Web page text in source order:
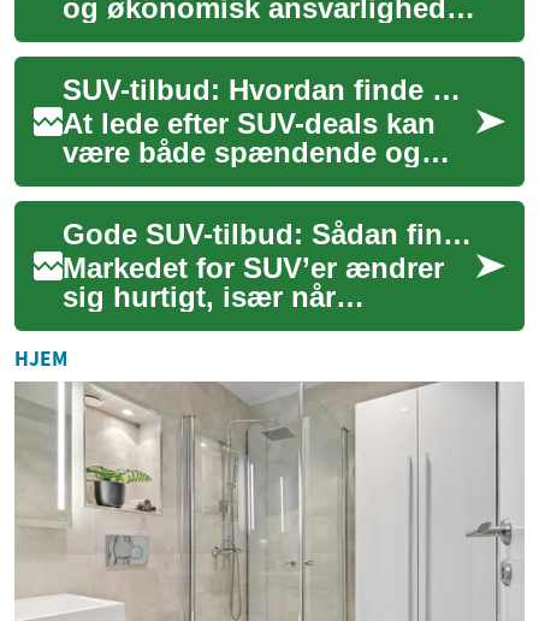
og økonomisk ansvarlighed
er i højsædet, har mikrobiler
vundet stor popularitet. Disse
ko...
SUV-tilbud: Hvordan finde den rigtige SUV til dig
At lede efter SUV-deals kan
være både spændende og
overvældende — især når
markedet rummer alt fra
kompakte hybrider ...
Gode SUV-tilbud: Sådan finder du den rette hybrid-SUV
Markedet for SUV’er ændrer
sig hurtigt, især når
efterspørgslen på hybrid- og
plug-in-varianter stiger. Hvis
du leder...
HJEM